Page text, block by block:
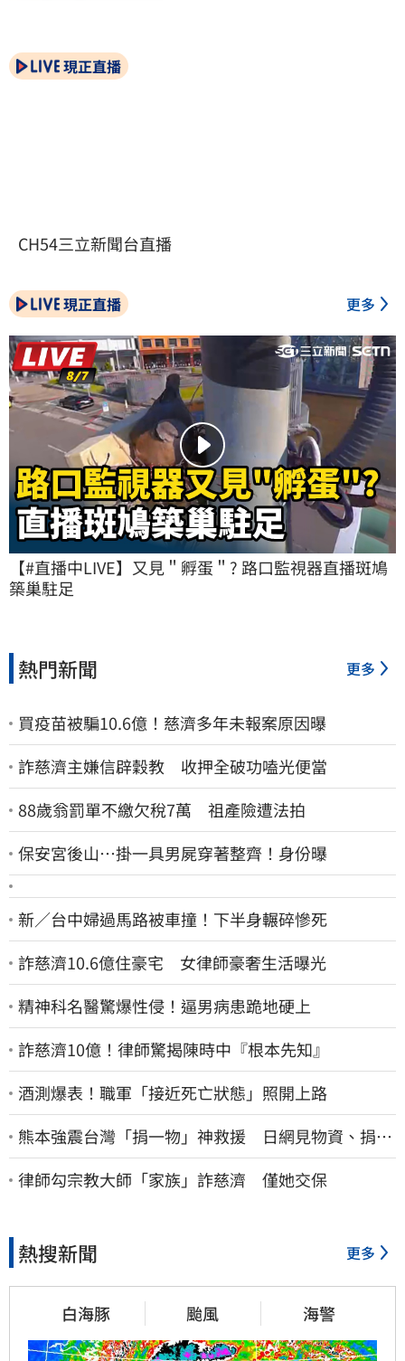
現正直播
CH54三立新聞台直播
現正直播 更多
【#直播中LIVE】又見＂孵蛋＂? 路口監視器直播斑鳩
築巢駐足
熱門新聞 更多
買疫苗被騙10.6億！慈濟多年未報案原因曝
詐慈濟主嫌信辟穀教 收押全破功嗑光便當
88歲翁罰單不繳欠稅7萬 祖產險遭法拍
保安宮後山…掛一具男屍穿著整齊！身份曝
新／台中婦過馬路被車撞！下半身輾碎慘死
詐慈濟10.6億住豪宅 女律師豪奢生活曝光
精神科名醫驚爆性侵！逼男病患跪地硬上
詐慈濟10億！律師驚揭陳時中『根本先知』
酒測爆表！職軍「接近死亡狀態」照開上路
熊本強震台灣「捐一物」神救援 日網見物資、捐款
喊：給台灣統治算了
律師勾宗教大師「家族」詐慈濟 僅她交保
熱搜新聞 更多
白海豚 颱風 海警